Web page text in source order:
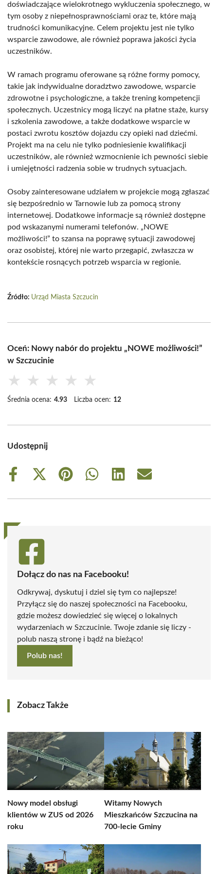
doświadczające wielokrotnego wykluczenia społecznego, w
tym osoby z niepełnosprawnościami oraz te, które mają
trudności komunikacyjne. Celem projektu jest nie tylko
wsparcie zawodowe, ale również poprawa jakości życia
uczestników.
W ramach programu oferowane są różne formy pomocy,
takie jak indywidualne doradztwo zawodowe, wsparcie
zdrowotne i psychologiczne, a także trening kompetencji
społecznych. Uczestnicy mogą liczyć na płatne staże, kursy
i szkolenia zawodowe, a także dodatkowe wsparcie w
postaci zwrotu kosztów dojazdu czy opieki nad dziećmi.
Projekt ma na celu nie tylko podniesienie kwalifikacji
uczestników, ale również wzmocnienie ich pewności siebie
i umiejętności radzenia sobie w trudnych sytuacjach.
Osoby zainteresowane udziałem w projekcie mogą zgłaszać
się bezpośrednio w Tarnowie lub za pomocą strony
internetowej. Dodatkowe informacje są również dostępne
pod wskazanymi numerami telefonów. „NOWE
możliwości!” to szansa na poprawę sytuacji zawodowej
oraz osobistej, której nie warto przegapić, zwłaszcza w
kontekście rosnących potrzeb wsparcia w regionie.
Źródło: Urząd Miasta Szczucin
Oceń: Nowy nabór do projektu „NOWE możliwości!”
w Szczucinie
★ ★ ★ ★ ★
Średnia ocena: 4.93 Liczba ocen: 12
Udostępnij
Share
Share
(Twitter)
Share
Share
Share
Share
Dołącz do nas na Facebooku!
Odkrywaj, dyskutuj i dziel się tym co najlepsze!
Przyłącz się do naszej społeczności na Facebooku,
gdzie możesz dowiedzieć się więcej o lokalnych
wydarzeniach w Szczucinie. Twoje zdanie się liczy -
polub naszą stronę i bądź na bieżąco!
Polub nas!
Zobacz Także
Nowy model obsługi
klientów w ZUS od 2026
roku
Witamy Nowych
Mieszkańców Szczucina na
700-lecie Gminy